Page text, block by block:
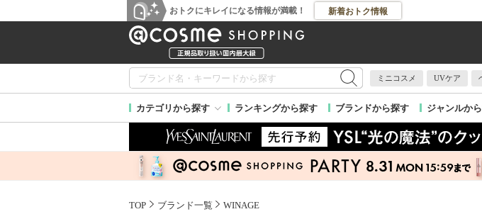
おトクにキレイになる情報が満載！ 新着おトク情報
ミニコスメ UVケア
カテゴリから探す ランキングから探す ブランドから探す ジャンルか
TOP ブランド一覧 WINAGE